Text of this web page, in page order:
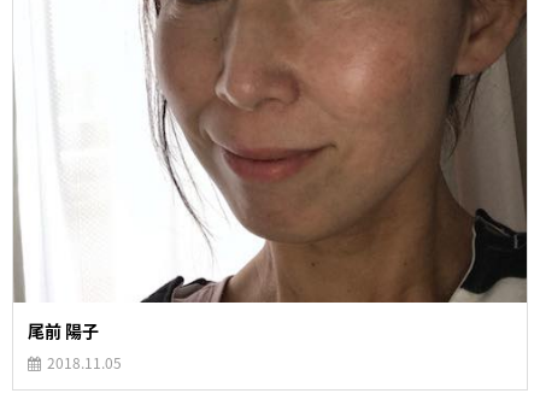
尾前 陽子
2018.11.05